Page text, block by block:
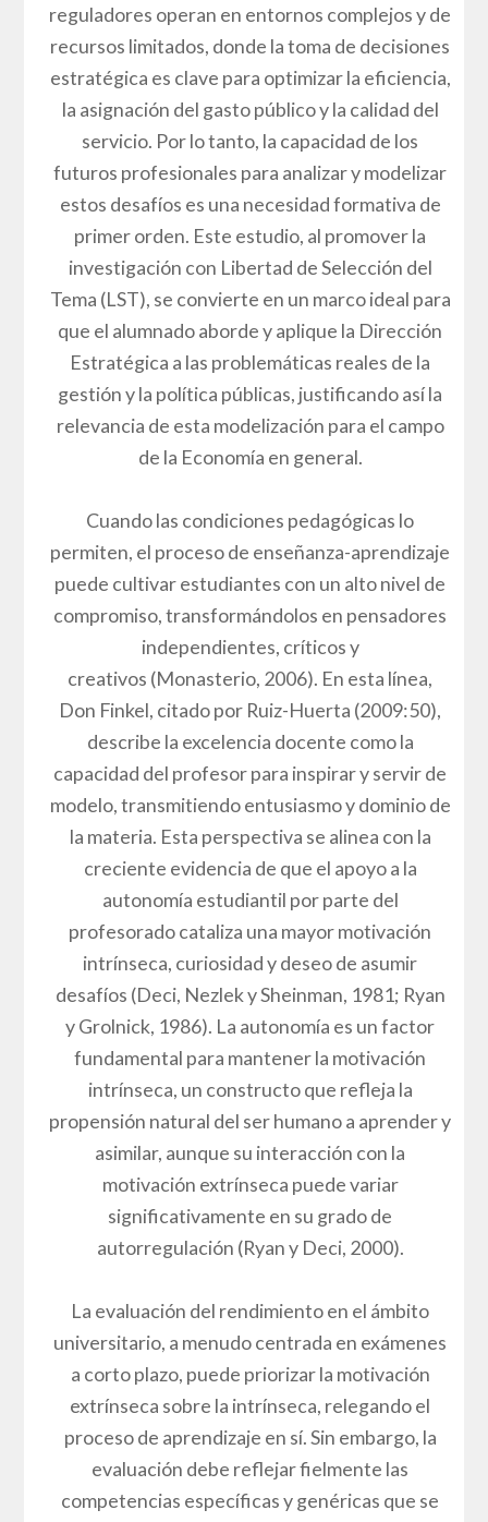
reguladores operan en entornos complejos y de
recursos limitados, donde la toma de decisiones
estratégica es clave para optimizar la eficiencia,
la asignación del gasto público y la calidad del
servicio. Por lo tanto, la capacidad de los
futuros profesionales para analizar y modelizar
estos desafíos es una necesidad formativa de
primer orden. Este estudio, al promover la
investigación con Libertad de Selección del
Tema (LST), se convierte en un marco ideal para
que el alumnado aborde y aplique la Dirección
Estratégica a las problemáticas reales de la
gestión y la política públicas, justificando así la
relevancia de esta modelización para el campo
de la Economía en general.
Cuando las condiciones pedagógicas lo
permiten, el proceso de enseñanza-aprendizaje
puede cultivar estudiantes con un alto nivel de
compromiso, transformándolos en pensadores
independientes, críticos y
creativos (Monasterio, 2006). En esta línea,
Don Finkel, citado por Ruiz-Huerta (2009:50),
describe la excelencia docente como la
capacidad del profesor para inspirar y servir de
modelo, transmitiendo entusiasmo y dominio de
la materia. Esta perspectiva se alinea con la
creciente evidencia de que el apoyo a la
autonomía estudiantil por parte del
profesorado cataliza una mayor motivación
intrínseca, curiosidad y deseo de asumir
desafíos (Deci, Nezlek y Sheinman, 1981; Ryan
y Grolnick, 1986). La autonomía es un factor
fundamental para mantener la motivación
intrínseca, un constructo que refleja la
propensión natural del ser humano a aprender y
asimilar, aunque su interacción con la
motivación extrínseca puede variar
significativamente en su grado de
autorregulación (Ryan y Deci, 2000).
La evaluación del rendimiento en el ámbito
universitario, a menudo centrada en exámenes
a corto plazo, puede priorizar la motivación
extrínseca sobre la intrínseca, relegando el
proceso de aprendizaje en sí. Sin embargo, la
evaluación debe reflejar fielmente las
competencias específicas y genéricas que se